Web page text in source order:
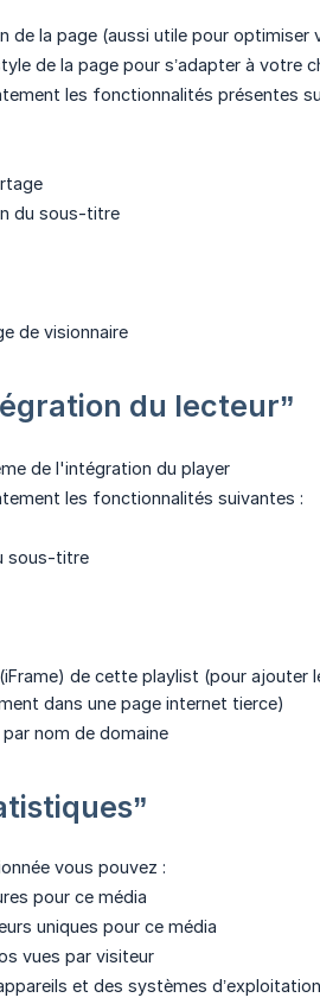
de la page (aussi utile pour optimiser
de la page pour s’adapter à votre
les fonctionnalités présentes
du sous-titre
de visionnaire
du lecteur”
de l'intégration du player
les fonctionnalités suivantes :
sous-titre
de cette playlist (pour ajouter
dans une page internet tierce)
nom de domaine
vous pouvez :
pour ce média
uniques pour ce média
vues par visiteur
et des systèmes